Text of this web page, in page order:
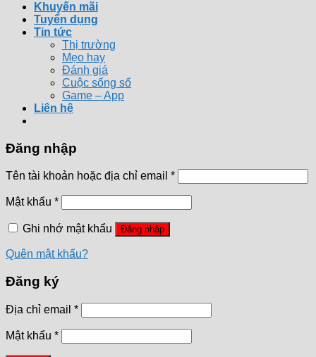
Khuyến mãi
Tuyển dụng
Tin tức
Thị trường
Mẹo hay
Đánh giá
Cuộc sống số
Game – App
Liên hệ
Đăng nhập
Tên tài khoản hoặc địa chỉ email *
Mật khẩu *
Ghi nhớ mật khẩu Đăng nhập
Quên mật khẩu?
Đăng ký
Địa chỉ email *
Mật khẩu *